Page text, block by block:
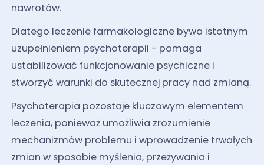
nawrotów.
Dlatego leczenie farmakologiczne bywa istotnym
uzupełnieniem psychoterapii - pomaga
ustabilizować funkcjonowanie psychiczne i
stworzyć warunki do skutecznej pracy nad zmianą.
Psychoterapia pozostaje kluczowym elementem
leczenia, ponieważ umożliwia zrozumienie
mechanizmów problemu i wprowadzenie trwałych
zmian w sposobie myślenia, przeżywania i